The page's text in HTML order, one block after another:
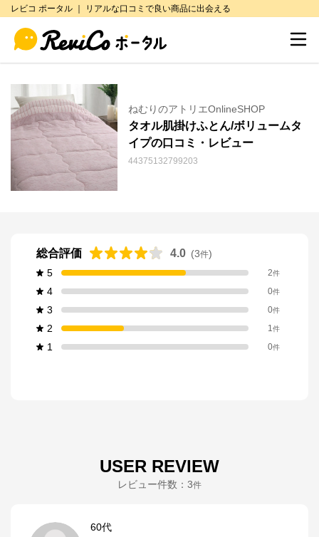
レビコ ポータル ｜ リアルな口コミで良い商品に出会える
ねむりのアトリエOnlineSHOP
タオル肌掛けふとん/ボリュームタ
イプの口コミ・レビュー
44375132799203
総合評価 4.0 (3件)
5
2件
4 0件
3 0件
2 1件
1 0件
USER REVIEW
レビュー件数： 3件
60代